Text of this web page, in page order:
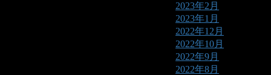
2023年2月
2023年1月
2022年12月
2022年10月
2022年9月
2022年8月